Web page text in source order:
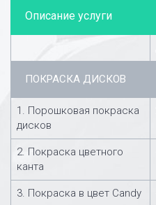
Описание услуги
ПОКРАСКА ДИСКОВ
1. Порошковая покраска
дисков
2. Покраска цветного
канта
3. Покраска в цвет Candy